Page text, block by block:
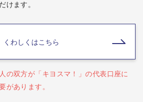
けます。
くわしくはこちら
の双方が「キヨスマ！」の代表口座に
があります。